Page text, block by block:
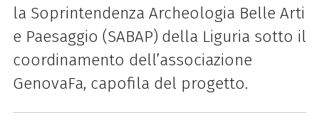
la Soprintendenza Archeologia Belle Arti
e Paesaggio (SABAP) della Liguria sotto il
coordinamento dell’associazione
GenovaFa, capofila del progetto.